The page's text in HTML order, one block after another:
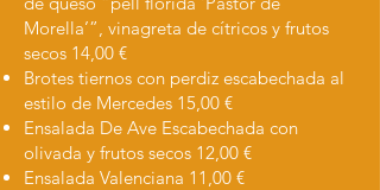
Morella’”, vinagreta de cítricos y frutos
secos 14,00 €
Brotes tiernos con perdiz escabechada al
estilo de Mercedes 15,00 €
Ensalada De Ave Escabechada con
olivada y frutos secos 12,00 €
Ensalada Valenciana 11,00 €